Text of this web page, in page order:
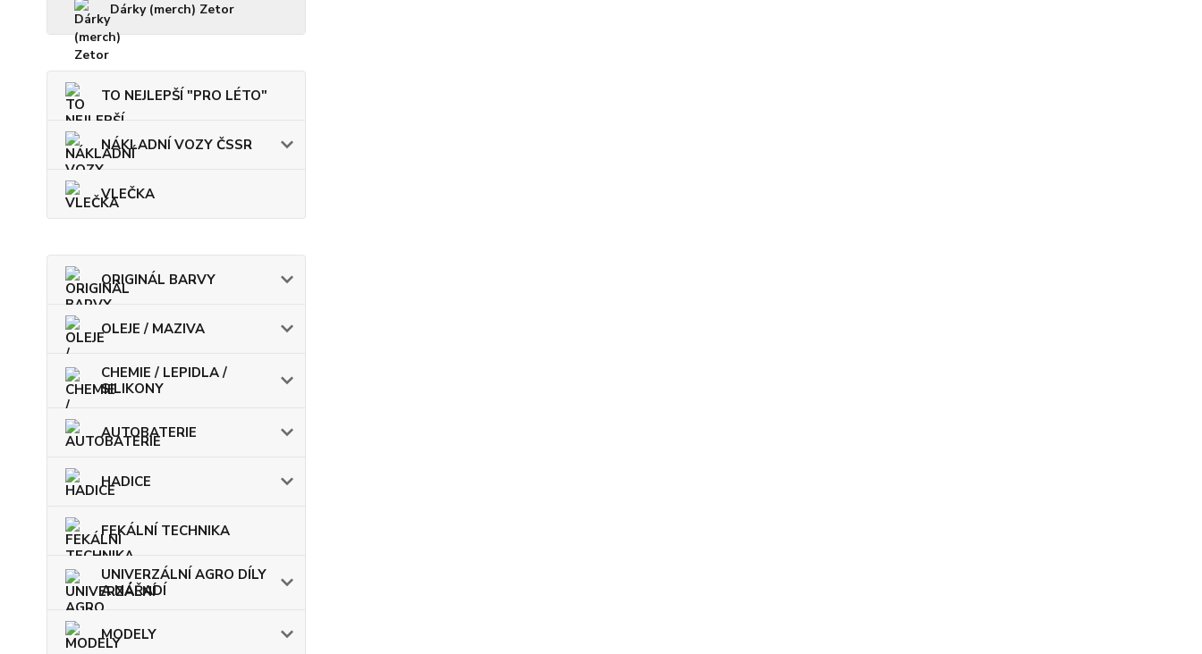
Dárky (merch) Zetor
TO NEJLEPŠÍ "PRO LÉTO"
NÁKLADNÍ VOZY ČSSR
VLEČKA
ORIGINÁL BARVY
OLEJE / MAZIVA
CHEMIE / LEPIDLA /
SILIKONY
AUTOBATERIE
HADICE
FEKÁLNÍ TECHNIKA
UNIVERZÁLNÍ AGRO DÍLY
A NÁŘADÍ
MODELY